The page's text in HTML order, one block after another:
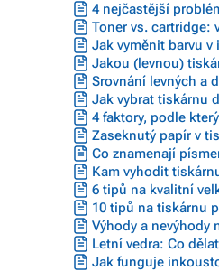
4 nejčastější
Toner vs. cartridge:
Jak vyměnit barvu v
Jakou (levnou)
Srovnání levných a
Jak vybrat tiskárnu
4 faktory, podle
Zaseknutý papír v
Co znamenají
Kam vyhodit
6 tipů na kvalitní
10 tipů na tiskárnu
Výhody a
Letní vedra: Co
Jak funguje